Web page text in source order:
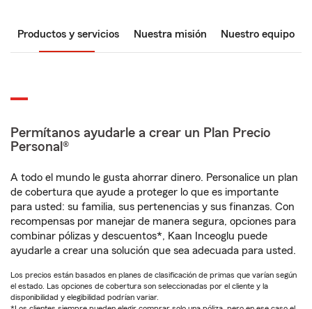
Productos y servicios Nuestra misión Nuestro equipo
Permítanos ayudarle a crear un Plan Precio
Personal®
A todo el mundo le gusta ahorrar dinero. Personalice un plan
de cobertura que ayude a proteger lo que es importante
para usted: su familia, sus pertenencias y sus finanzas. Con
recompensas por manejar de manera segura, opciones para
combinar pólizas y descuentos*, Kaan Inceoglu puede
ayudarle a crear una solución que sea adecuada para usted.
Los precios están basados en planes de clasificación de primas que varían según
el estado. Las opciones de cobertura son seleccionadas por el cliente y la
disponibilidad y elegibilidad podrían variar.